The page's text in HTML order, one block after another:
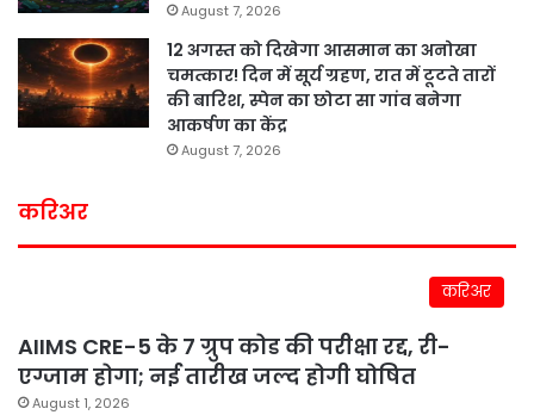
August 7, 2026
12 अगस्त को दिखेगा आसमान का अनोखा
चमत्कार! दिन में सूर्य ग्रहण, रात में टूटते तारों
की बारिश, स्पेन का छोटा सा गांव बनेगा
आकर्षण का केंद्र
August 7, 2026
करिअर
करिअर
AIIMS CRE-5 के 7 ग्रुप कोड की परीक्षा रद्द, री-
एग्जाम होगा; नई तारीख जल्द होगी घोषित
August 1, 2026